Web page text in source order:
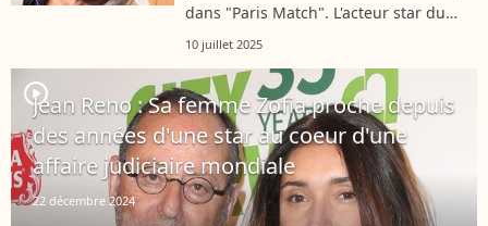
dans "Paris Match". L'acteur star du
cinéma français, que l'on retrouvera ce
avait évoqué comme rarement...
10 juillet 2025
player2
Jean Reno : Sa femme Zofia proche depuis
des années d'une star au coeur d'une
affaire judiciaire mondiale
22 décembre 2024